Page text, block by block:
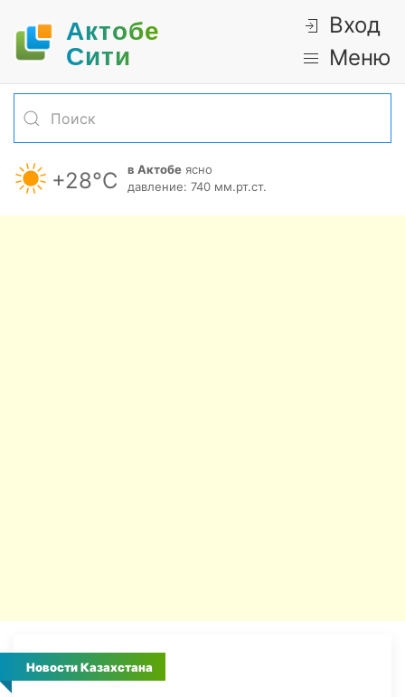
Актобе
Cити
Вход
Меню
+28°С в Актобе ясно
давление: 740 мм.рт.ст.
Новости Казахстана